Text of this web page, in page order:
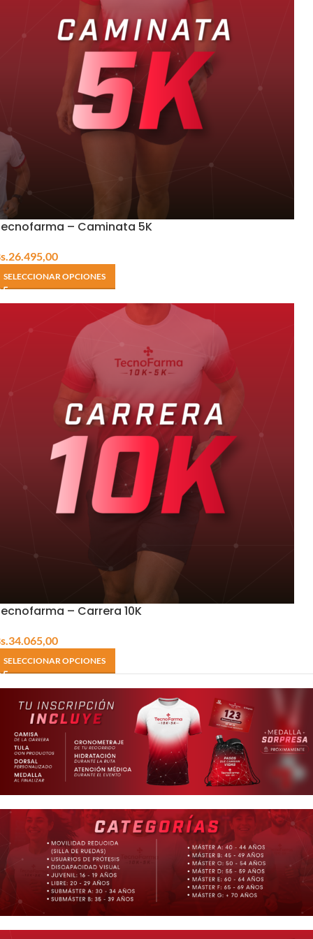
– Caminata 5K
26.495,00
SELECCIONAR OPCIONES
– Carrera 10K
34.065,00
SELECCIONAR OPCIONES